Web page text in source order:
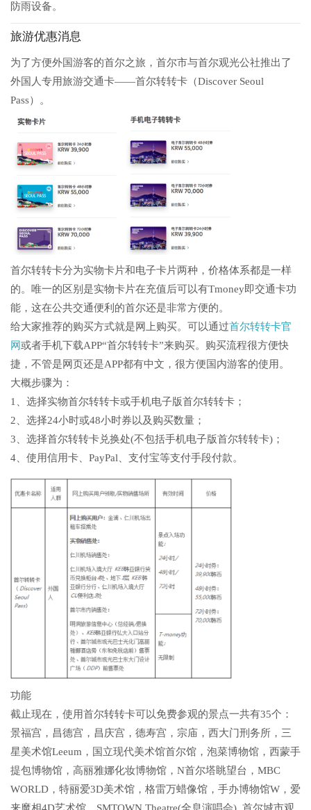
防雨设备。
旅游优惠消息
为了方便外国游客的首尔之旅，首尔市与首尔观光公社推出了
外国人专用旅游交通卡——首尔转转卡（Discover Seoul
Pass）。
首尔转转卡分为实物卡片和电子卡片两种，价格体系都是一样
的。唯一的区别是实物卡片在充值后可以有Tmoney即交通卡功
能，这在公共交通便利的首尔还是非常方便的。
给大家推荐的购买方式就是网上购买。可以通过首尔转转卡官
网或者手机下载APP“首尔转转卡”来购买。购买流程很方便快
捷，不管是网页还是APP都有中文，很方便国内游客的使用。
大概步骤为：
1、选择实物首尔转转卡或手机电子版首尔转转卡；
2、选择24小时或48小时券以及购买数量；
3、选择首尔转转卡兑换处(不包括手机电子版首尔转转卡)；
4、使用信用卡、PayPal、支付宝等支付手段付款。
功能
截止现在，使用首尔转转卡可以免费参观的景点一共有35个：
景福宫，昌德宫，昌庆宫，德寿宫，宗庙，西大门刑务所，三
星美术馆Leeum，国立现代美术馆首尔馆，泡菜博物馆，西蒙手
提包博物馆，高丽雅娜化妆博物馆，N首尔塔眺望台，MBC
WORLD，特丽爱3D美术馆，格雷万蜡像馆，手办博物馆W，爱